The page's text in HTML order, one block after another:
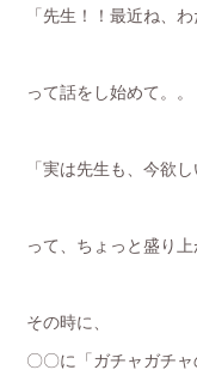
「先生！！最近ね、
って話をし始めて。。
「実は先生も、今欲
って、ちょっと盛り
その時に、
〇〇に「ガチャガチ